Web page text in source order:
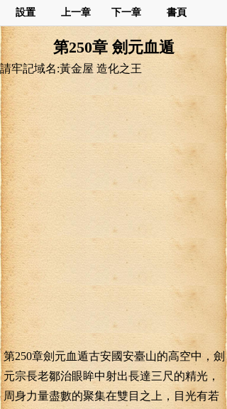
設置 上一章 下一章 書頁
第250章 劍元血遁
請牢記域名:黃金屋 造化之王
第250章劍元血遁古安國安臺山的高空中，劍
元宗長老鄒治眼眸中射出長達三尺的精光，
周身力量盡數的聚集在雙目之上，目光有若